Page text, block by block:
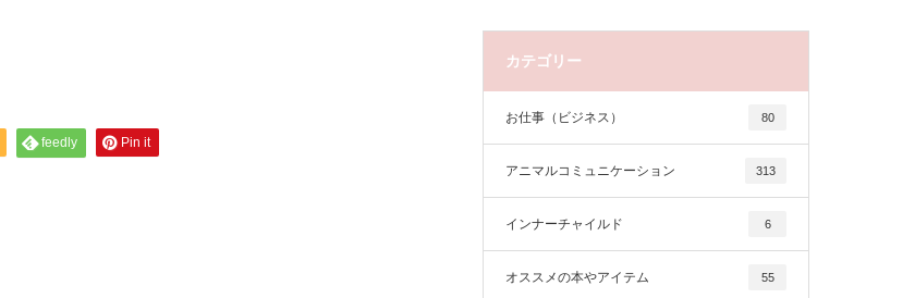
feedly Pin it
カテゴリー
お仕事（ビジネス） 80
アニマルコミュニケーション 313
インナーチャイルド 6
オススメの本やアイテム 55